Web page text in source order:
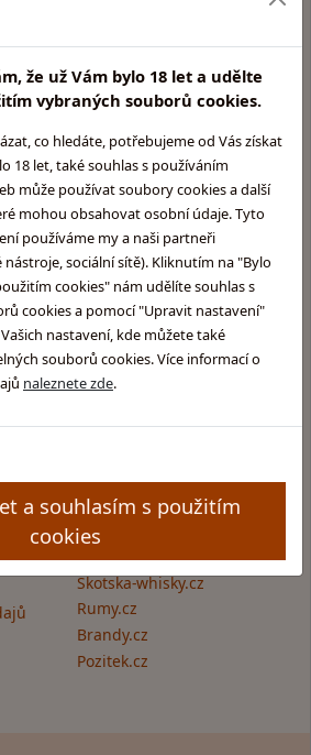
že už Vám bylo 18 let a udělte
vybraných souborů cookies.
co hledáte, potřebujeme od Vás získat
18 let, také souhlas s používáním
může používat soubory cookies a další
mohou obsahovat osobní údaje. Tyto
používáme my a naši partneři
sociální sítě). Kliknutím na "Bylo
cookies" nám udělíte souhlas s
cookies a pomocí "Upravit nastavení"
nastavení, kde můžete také
souborů cookies. Více informací o
naleznete zde.
a souhlasím s použitím
cookies
výběr skladem
Skupina obchodů
Skotska-whisky.cz
Rumy.cz
Brandy.cz
Pozitek.cz
6